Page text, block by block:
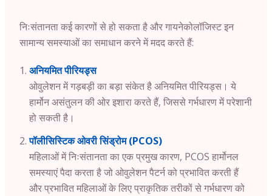
निःसंतानता कई कारणों से हो सकता है और गायनेकोलॉजिस्ट इन
सामान्य समस्याओं का समाधान करने में मदद करते हैं:
अनियमित पीरियड्स
ओवुलेशन में गड़बड़ी का बड़ा संकेत है अनियमित पीरियड्स। ये
हार्मोन असंतुलन की ओर इशारा करते हैं, जिससे गर्भधारण में परेशानी
हो सकती है।
पॉलीसिस्टिक ओवरी सिंड्रोम (PCOS)
महिलाओं में निःसंतानता का एक प्रमुख कारण, PCOS हार्मोनल
समस्याएं पैदा करता है जो ओवुलेशन पैटर्न को प्रभावित करती हैं
और प्रभावित महिलाओं के लिए प्राकृतिक तरीकों से गर्भधारण को